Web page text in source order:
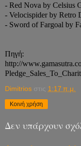
- Red Nova by Celsius
- Velocispider by Retro
- Sword of Fargoal by
Πηγή:
http://
Dimitrios στις 1:17 π.μ.
Κοινή χρήση
Δεν υπάρχουν